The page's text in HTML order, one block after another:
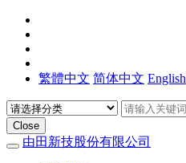
繁體中文 简体中文 English
Close
由田新技股份有限公司